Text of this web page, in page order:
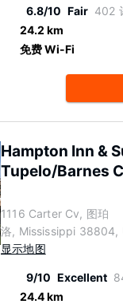
6.8/10 Fair 402
24.2 km
免费 Wi-Fi
Hampton Inn &
Tupelo/Barnes
1116 Carter Cv, 图珀
洛, Mississippi 38804,
显示地图
9/10 Excellent
24.4 km